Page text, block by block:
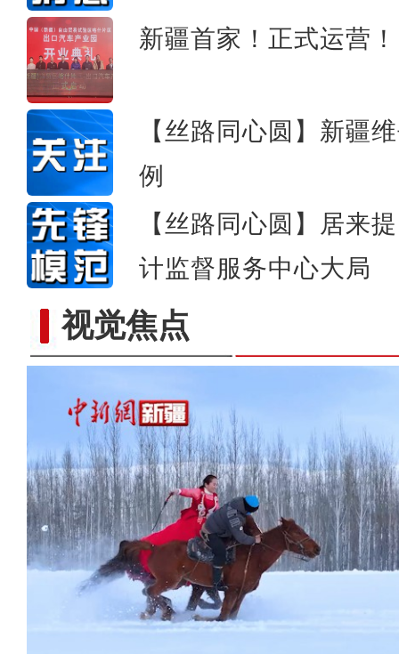
新疆首家！正式运营！
【丝路同心圆】新疆
例
【丝路同心圆】居来
计监督服务中心大局
视觉焦点